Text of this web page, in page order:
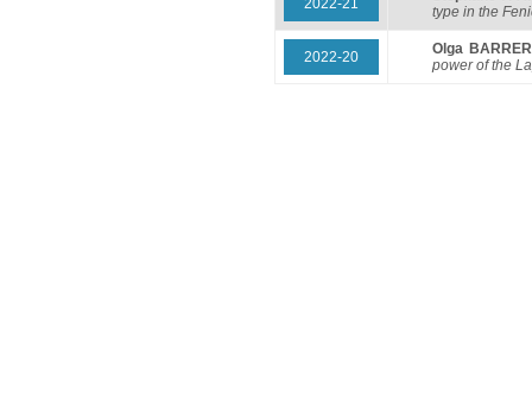
2022-21
type in the
2022-20
Olga
power of the